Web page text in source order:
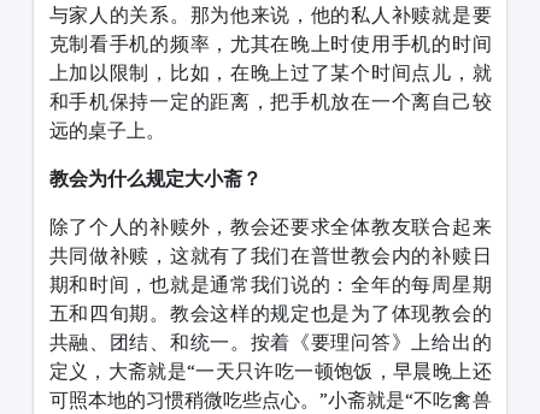
与家人的关系。那为他来说，他的私人补赎就是要
克制看手机的频率，尤其在晚上时使用手机的时间
上加以限制，比如，在晚上过了某个时间点儿，就
和手机保持一定的距离，把手机放在一个离自己较
远的桌子上。
教会为什么规定大小斋？
除了个人的补赎外，教会还要求全体教友联合起来
共同做补赎，这就有了我们在普世教会内的补赎日
期和时间，也就是通常我们说的：全年的每周星期
五和四旬期。教会这样的规定也是为了体现教会的
共融、团结、和统一。按着《要理问答》上给出的
定义，大斋就是“一天只许吃一顿饱饭，早晨晚上还
可照本地的习惯稍微吃些点心。”小斋就是“不吃禽兽